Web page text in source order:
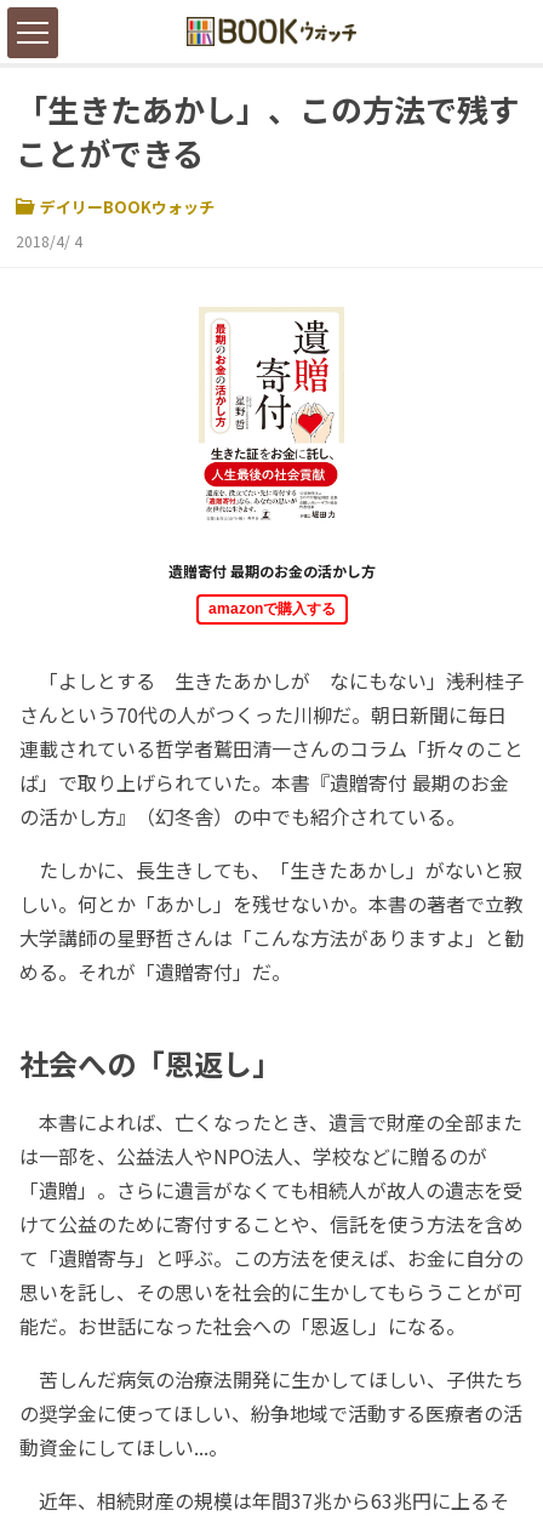
「生きたあかし」、この方法で残す
ことができる
デイリーBOOKウォッチ
2018/4/ 4
遺贈寄付 最期のお金の活かし方
amazonで購入する
「よしとする 生きたあかしが なにもない」――浅利桂子
さんという70代の人がつくった川柳だ。朝日新聞に毎日
連載されている哲学者鷲田清一さんのコラム「折々のこと
ば」で取り上げられていた。本書『遺贈寄付 最期のお金
の活かし方』（幻冬舎）の中でも紹介されている。
たしかに、長生きしても、「生きたあかし」がないと寂
しい。何とか「あかし」を残せないか。本書の著者で立教
大学講師の星野哲さんは「こんな方法がありますよ」と勧
める。それが「遺贈寄付」だ。
社会への「恩返し」
本書によれば、亡くなったとき、遺言で財産の全部また
は一部を、公益法人やNPO法人、学校などに贈るのが
「遺贈」。さらに遺言がなくても相続人が故人の遺志を受
けて公益のために寄付することや、信託を使う方法を含め
て「遺贈寄与」と呼ぶ。この方法を使えば、お金に自分の
思いを託し、その思いを社会的に生かしてもらうことが可
能だ。お世話になった社会への「恩返し」になる。
苦しんだ病気の治療法開発に生かしてほしい、子供たち
の奨学金に使ってほしい、紛争地域で活動する医療者の活
動資金にしてほしい...。
近年、相続財産の規模は年間37兆から63兆円に上るそ